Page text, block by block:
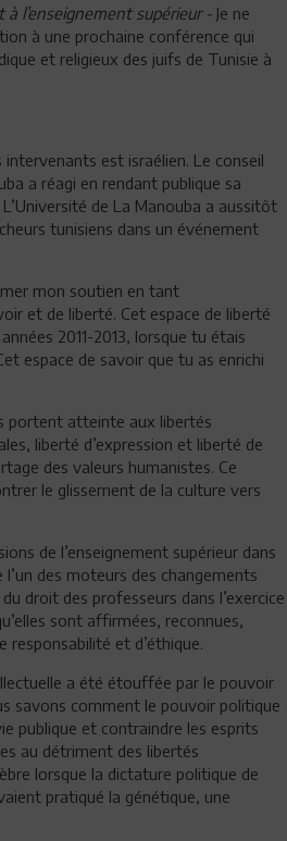
à l’enseignement supérieur - Je ne
à une prochaine conférence qui
et religieux des juifs de Tunisie à
est israélien. Le conseil
a réagi en rendant publique sa
de La Manouba a aussitôt
tunisiens dans un événement
mon soutien en tant
et de liberté. Cet espace de liberté
2011-2013, lorsque tu étais
espace de savoir que tu as enrichi
portent atteinte aux libertés
liberté d’expression et liberté de
des valeurs humanistes. Ce
le glissement de la culture vers
de l’enseignement supérieur dans
des moteurs des changements
droit des professeurs dans l’exercice
sont affirmées, reconnues,
responsabilité et d’éthique.
a été étouffée par le pouvoir
savons comment le pouvoir politique
publique et contraindre les esprits
au détriment des libertés
lorsque la dictature politique de
pratiqué la génétique, une